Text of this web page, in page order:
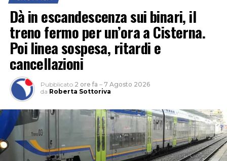
Dà in escandescenza sui binari, il
treno fermo per un’ora a Cisterna.
Poi linea sospesa, ritardi e
cancellazioni
Pubblicato 2 ore fa – 7 Agosto 2026
da Roberta Sottoriva